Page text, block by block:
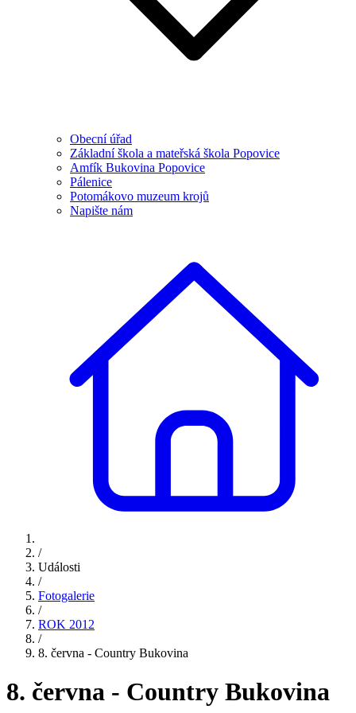
Obecní úřad
Základní škola a mateřská škola Popovice
Amfík Bukovina Popovice
Pálenice
Potomákovo muzeum krojů
Napište nám
/
Události
/
Fotogalerie
/
ROK 2012
/
8. června - Country Bukovina
8. června - Country Bukovina